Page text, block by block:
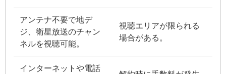
アンテナ不要で地デ
ジ、衛星放送のチャン
ネルを視聴可能。
視聴エリアが限られる
場合がある。
インターネットや電話